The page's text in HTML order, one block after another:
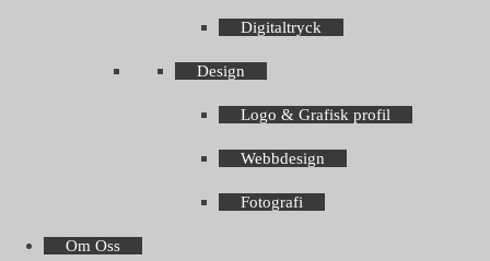
Digitaltryck
Design
Logo & Grafisk profil
Webbdesign
Fotografi
Om Oss